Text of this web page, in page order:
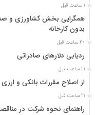
1 ساعت قبل
همگرایی بخش کشاورزی و
بدون کارخانه
20 ساعت قبل
ردیابی دلارهای صادراتی
21 ساعت قبل
از اصلاح مقررات بانکی و
21 ساعت قبل
راهنمای نحوه شرکت در